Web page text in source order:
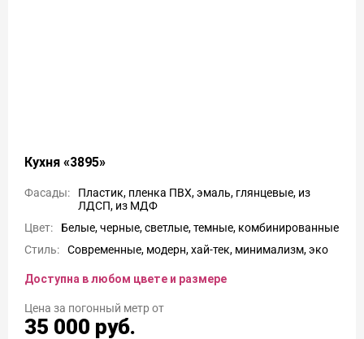
Кухня «3895»
Фасады:
Пластик, пленка ПВХ, эмаль, глянцевые, из
ЛДСП, из МДФ
Цвет:
Белые, черные, светлые, темные, комбинированные
Стиль:
Современные, модерн, хай-тек, минимализм, эко
Доступна в любом цвете и размере
Цена
35 000 руб.